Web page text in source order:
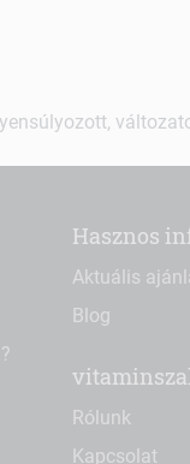
Hasznos
Aktuális
Blog
Rólunk
Kapcsolat